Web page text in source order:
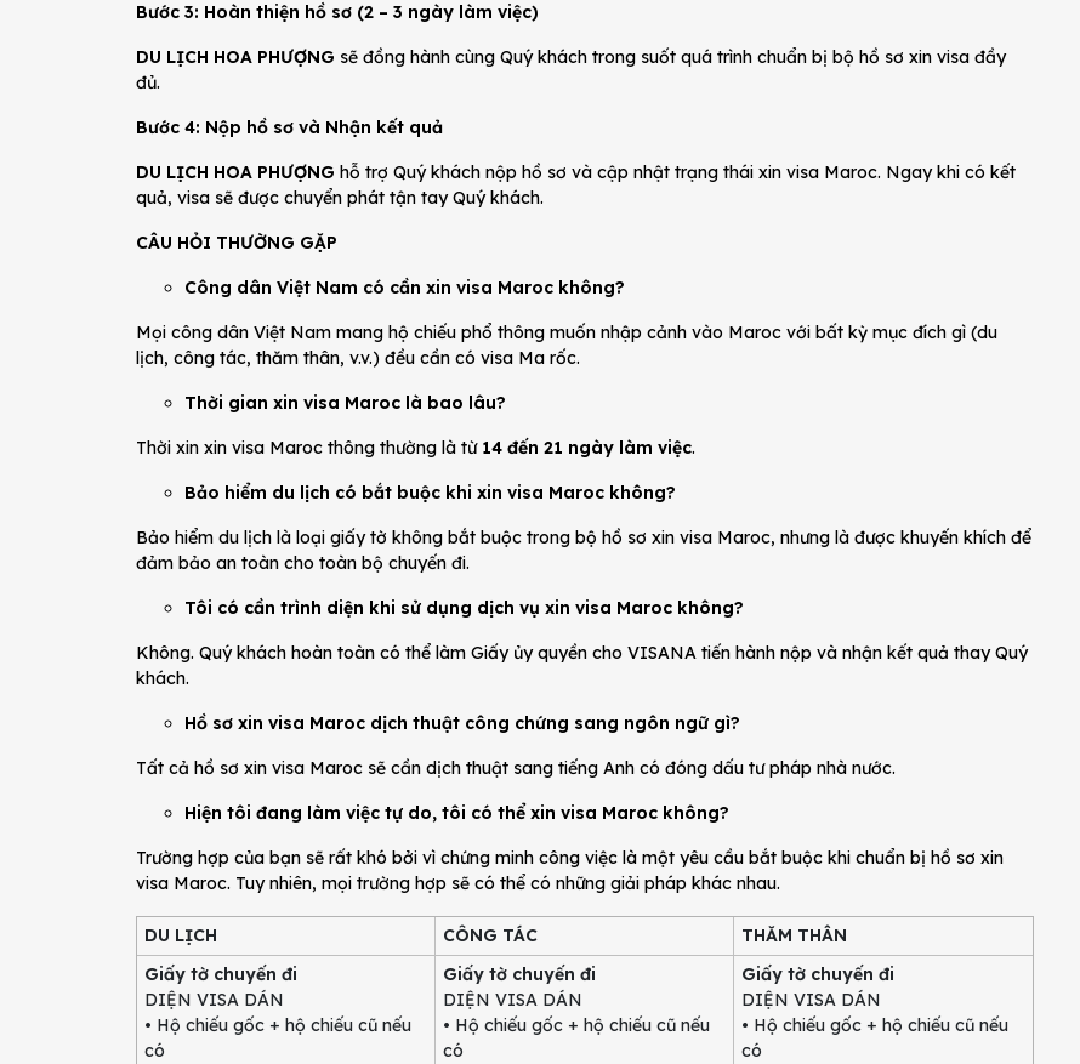
Bước 3: Hoàn thiện hồ sơ (2 – 3 ngày làm việc)
DU LỊCH HOA PHƯỢNG sẽ đồng hành cùng Quý khách trong suốt quá trình chuẩn bị bộ hồ sơ xin visa đầy
đủ.
Bước 4: Nộp hồ sơ và Nhận kết quả
DU LỊCH HOA PHƯỢNG hỗ trợ Quý khách nộp hồ sơ và cập nhật trạng thái xin visa Maroc. Ngay khi có kết
quả, visa sẽ được chuyển phát tận tay Quý khách.
CÂU HỎI THƯỜNG GẶP
Công dân Việt Nam có cần xin visa Maroc không?
Mọi công dân Việt Nam mang hộ chiếu phổ thông muốn nhập cảnh vào Maroc với bất kỳ mục đích gì (du
lịch, công tác, thăm thân, v.v.) đều cần có visa Ma rốc.
Thời gian xin visa Maroc là bao lâu?
Thời xin xin visa Maroc thông thường là từ 14 đến 21 ngày làm việc.
Bảo hiểm du lịch có bắt buộc khi xin visa Maroc không?
Bảo hiểm du lịch là loại giấy tờ không bắt buộc trong bộ hồ sơ xin visa Maroc, nhưng là được khuyến khích để
đảm bảo an toàn cho toàn bộ chuyến đi.
Tôi có cần trình diện khi sử dụng dịch vụ xin visa Maroc không?
Không. Quý khách hoàn toàn có thể làm Giấy ủy quyền cho VISANA tiến hành nộp và nhận kết quả thay Quý
khách.
Hồ sơ xin visa Maroc dịch thuật công chứng sang ngôn ngữ gì?
Tất cả hồ sơ xin visa Maroc sẽ cần dịch thuật sang tiếng Anh có đóng dấu tư pháp nhà nước.
Hiện tôi đang làm việc tự do, tôi có thể xin visa Maroc không?
Trường hợp của bạn sẽ rất khó bởi vì chứng minh công việc là một yêu cầu bắt buộc khi chuẩn bị hồ sơ xin
visa Maroc. Tuy nhiên, mọi trường hợp sẽ có thể có những giải pháp khác nhau.
DU LỊCH CÔNG TÁC
THĂM THÂN
Giấy tờ chuyến đi
DIỆN VISA DÁN
• Hộ chiếu gốc + hộ chiếu cũ nếu
có
Giấy tờ chuyến đi
DIỆN VISA DÁN
• Hộ chiếu gốc + hộ chiếu cũ nếu
có
Giấy tờ chuyến đi
DIỆN VISA DÁN
• Hộ chiếu gốc + hộ chiếu cũ nếu
có